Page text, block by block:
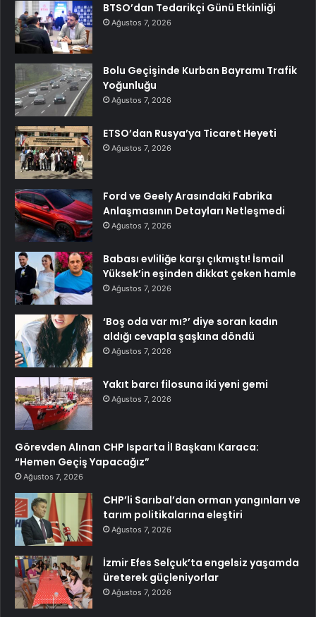
BTSO’dan Tedarikçi Günü Etkinliği
Ağustos 7, 2026
Bolu Geçişinde Kurban Bayramı Trafik
Yoğunluğu
Ağustos 7, 2026
ETSO’dan Rusya’ya Ticaret Heyeti
Ağustos 7, 2026
Ford ve Geely Arasındaki Fabrika
Anlaşmasının Detayları Netleşmedi
Ağustos 7, 2026
Babası evliliğe karşı çıkmıştı! İsmail
Yüksek’in eşinden dikkat çeken hamle
Ağustos 7, 2026
‘Boş oda var mı?’ diye soran kadın
aldığı cevapla şaşkına döndü
Ağustos 7, 2026
Yakıt barcı filosuna iki yeni gemi
Ağustos 7, 2026
Görevden Alınan CHP Isparta İl Başkanı Karaca:
“Hemen Geçiş Yapacağız”
Ağustos 7, 2026
CHP’li Sarıbal’dan orman yangınları ve
tarım politikalarına eleştiri
Ağustos 7, 2026
İzmir Efes Selçuk’ta engelsiz yaşamda
üreterek güçleniyorlar
Ağustos 7, 2026